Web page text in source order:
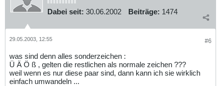
Dabei seit: 30.06.2002 Beiträge: 1474
#6
29.05.2003, 12:55
was sind denn alles sonderzeichen :
Ü Ä Ö ß , gelten die restlichen als normale zeichen ???
weil wenn es nur diese paar sind, dann kann ich sie wirklich
einfach umwandeln ...